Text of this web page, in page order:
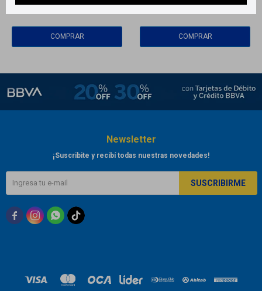
Newsletter
¡Suscribite y recibí todas nuestras novedades!
SUSCRIBIRME
  